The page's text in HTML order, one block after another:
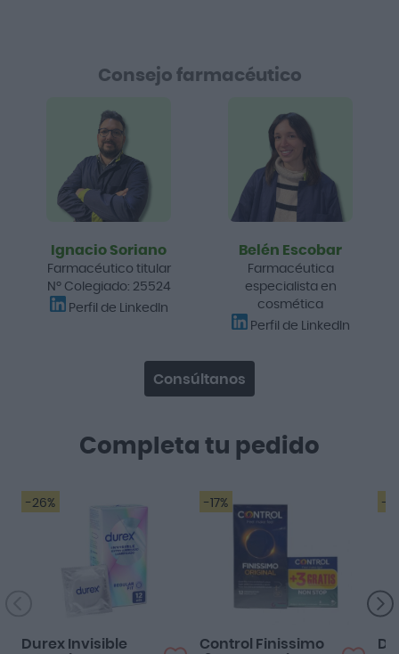
Completa tu pedido
-26%
Durex Invisible
-17%
Control Finissimo
-
Consejo farmacéutico
Ignacio Soriano
Farmacéutico titular
Nº Colegiado: 25524
Perfil de LinkedIn
Belén Escobar
Farmacéutica
especialista en
cosmética
Perfil de LinkedIn
Consúltanos